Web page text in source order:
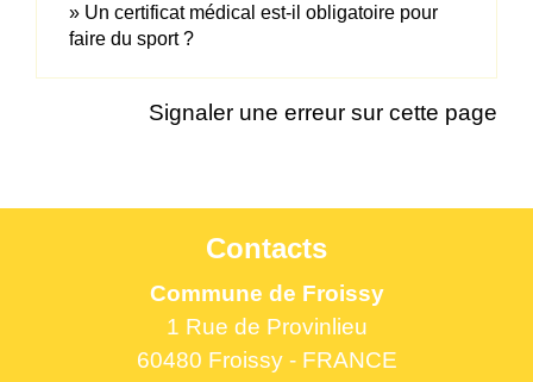
Un certificat médical est-il obligatoire pour
faire du sport ?
Signaler une erreur sur cette page
Contacts
Commune de Froissy
1 Rue de Provinlieu
60480 Froissy - FRANCE